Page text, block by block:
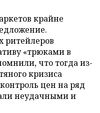
крайне
ритейлеров
«трюками в
что тогда из-
кризиса
цен на ряд
неудачными и